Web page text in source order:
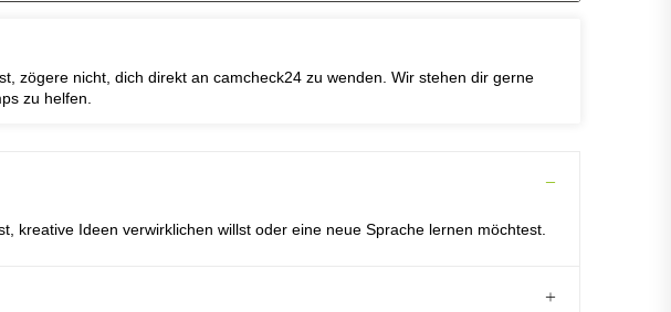
zögere nicht, dich direkt an camcheck24 zu wenden. Wir stehen dir gerne
zu helfen.
kreative Ideen verwirklichen willst oder eine neue Sprache lernen möchtest.